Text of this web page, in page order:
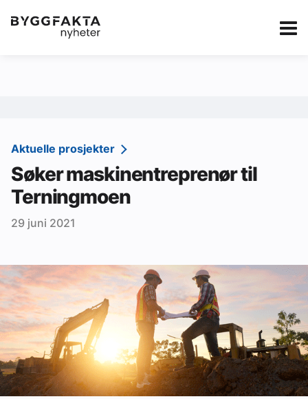
Kategorier Jobbmarkedet Annonsere i
Redaksjonen
Om Byggfakta
Annonsere
Abonnere
Tips oss
Ledige stillinger
eBlad
Aktuelle prosjekter
Søker maskinentreprenør til
Terningmoen
29 juni 2021